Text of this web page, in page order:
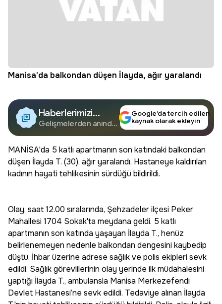
Manisa'da balkondan düşen İlayda, ağır yaralandı
Haberlerimizi
Google'da Takip
Edin
Gelişmelerden anında
Google’da tercih edilen
kaynak olarak ekleyin
MANİSA'da 5 katlı apartmanın son katındaki balkondan
düşen İlayda T. (30), ağır yaralandı. Hastaneye kaldırılan
kadının hayati tehlikesinin sürdüğü bildirildi.
Olay, saat 12.00 sıralarında, Şehzadeler ilçesi Peker
Mahallesi 1704 Sokak'ta meydana geldi. 5 katlı
apartmanın son katında yaşayan İlayda T., henüz
belirlenemeyen nedenle balkondan dengesini kaybedip
düştü. İhbar üzerine adrese sağlık ve polis ekipleri sevk
edildi. Sağlık görevlilerinin olay yerinde ilk müdahalesini
yaptığı İlayda T., ambulansla Manisa Merkezefendi
Devlet Hastanesi’ne sevk edildi. Tedaviye alınan İlayda